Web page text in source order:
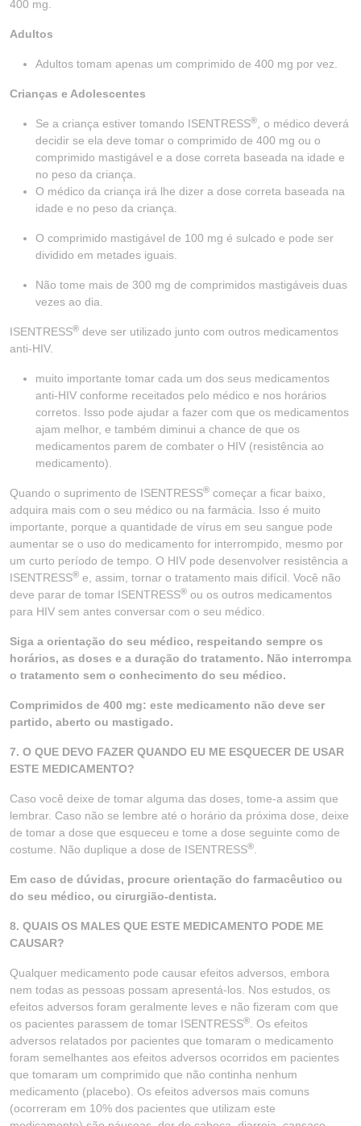
400 mg.
Adultos
Adultos tomam apenas um comprimido de 400 mg por vez.
Crianças e Adolescentes
Se a criança estiver tomando ISENTRESS®
, o médico deverá
decidir se ela deve tomar o comprimido de 400 mg ou o
comprimido mastigável e a dose correta baseada na idade e
no peso da criança.
O médico da criança irá lhe dizer a dose correta baseada na
idade e no peso da criança.
O comprimido mastigável de 100 mg é sulcado e pode ser
dividido em metades iguais.
Não tome mais de 300 mg de comprimidos mastigáveis duas
vezes ao dia.
ISENTRESS® deve ser utilizado junto com outros medicamentos
anti-HIV.
muito importante tomar cada um dos seus medicamentos
anti-HIV conforme receitados pelo médico e nos horários
corretos. Isso pode ajudar a fazer com que os medicamentos
ajam melhor, e também diminui a chance de que os
medicamentos parem de combater o HIV (resistência ao
medicamento).
Quando o suprimento de ISENTRESS® começar a ficar baixo,
adquira mais com o seu médico ou na farmácia. Isso é muito
importante, porque a quantidade de vírus em seu sangue pode
aumentar se o uso do medicamento for interrompido, mesmo por
um curto período de tempo. O HIV pode desenvolver resistência a
ISENTRESS® e, assim, tornar o tratamento mais difícil. Você não
deve parar de tomar ISENTRESS® ou os outros medicamentos
para HIV sem antes conversar com o seu médico.
Siga a orientação do seu médico, respeitando sempre os
horários, as doses e a duração do tratamento. Não interrompa
o tratamento sem o conhecimento do seu médico.
Comprimidos de 400 mg: este medicamento não deve ser
partido, aberto ou mastigado.
7. O QUE DEVO FAZER QUANDO EU ME ESQUECER DE USAR
ESTE MEDICAMENTO?
Caso você deixe de tomar alguma das doses, tome-a assim que
lembrar. Caso não se lembre até o horário da próxima dose, deixe
de tomar a dose que esqueceu e tome a dose seguinte como de
costume. Não duplique a dose de ISENTRESS®
Em caso de dúvidas, procure orientação do farmacêutico ou
do seu médico, ou cirurgião-dentista.
8. QUAIS OS MALES QUE ESTE MEDICAMENTO PODE ME
CAUSAR?
Qualquer medicamento pode causar efeitos adversos, embora
nem todas as pessoas possam apresentá-los. Nos estudos, os
efeitos adversos foram geralmente leves e não fizeram com que
os pacientes parassem de tomar ISENTRESS®
. Os efeitos
adversos relatados por pacientes que tomaram o medicamento
foram semelhantes aos efeitos adversos ocorridos em pacientes
que tomaram um comprimido que não continha nenhum
medicamento (placebo). Os efeitos adversos mais comuns
(ocorreram em 10% dos pacientes que utilizam este